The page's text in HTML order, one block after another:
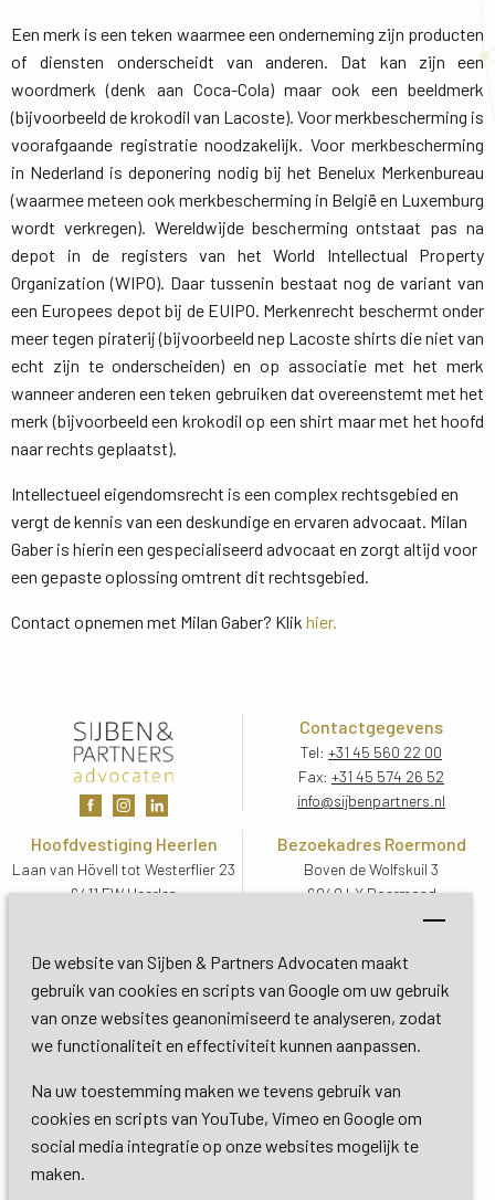
De website van Sijben & Partners Advocaten maakt
gebruik van cookies en scripts van Google om uw gebruik
van onze websites geanonimiseerd te analyseren, zodat
we functionaliteit en effectiviteit kunnen aanpassen.
Na uw toestemming maken we tevens gebruik van
cookies en scripts van YouTube, Vimeo en Google om
social media integratie op onze websites mogelijk te
maken.
Een merk is een teken waarmee een onderneming zijn producten
of diensten onderscheidt van anderen. Dat kan zijn een
woordmerk (denk aan Coca-Cola) maar ook een beeldmerk
(bijvoorbeeld de krokodil van Lacoste). Voor merkbescherming is
voorafgaande registratie noodzakelijk. Voor merkbescherming
in Nederland is deponering nodig bij het Benelux Merkenbureau
(waarmee meteen ook merkbescherming in België en Luxemburg
wordt verkregen). Wereldwijde bescherming ontstaat pas na
depot in de registers van het World Intellectual Property
Organization (WIPO). Daar tussenin bestaat nog de variant van
een Europees depot bij de EUIPO. Merkenrecht beschermt onder
meer tegen piraterij (bijvoorbeeld nep Lacoste shirts die niet van
echt zijn te onderscheiden) en op associatie met het merk
wanneer anderen een teken gebruiken dat overeenstemt met het
merk (bijvoorbeeld een krokodil op een shirt maar met het hoofd
naar rechts geplaatst).
Intellectueel eigendomsrecht is een complex rechtsgebied en
vergt de kennis van een deskundige en ervaren advocaat. Milan
Gaber is hierin een gespecialiseerd advocaat en zorgt altijd voor
een gepaste oplossing omtrent dit rechtsgebied.
Contact opnemen met Milan Gaber? Klik hier.
Contactgegevens
Tel: +31 45 560 22 00
Fax: +31 45 574 26 52
info@sijbenpartners.nl
Hoofdvestiging Heerlen
Laan van Hövell tot Westerflier 23
6411 EW Heerlen
Bezoekadres Roermond
Boven de Wolfskuil 3
6049 LX Roermond
Routebeschrijving
Bezoekadres De Bilt
Soestdijkseweg Zuid 13
3732 HC De Bilt (Utrecht)
Copyright 2026 © Sijben & Partners